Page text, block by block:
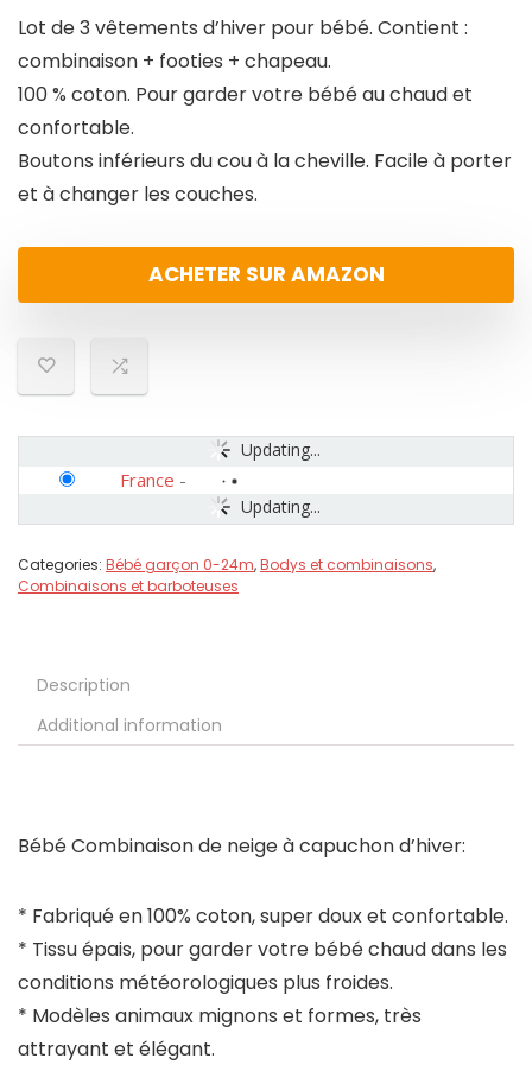
Lot de 3 vêtements d’hiver pour bébé. Contient :
combinaison + footies + chapeau.
100 % coton. Pour garder votre bébé au chaud et
confortable.
Boutons inférieurs du cou à la cheville. Facile à porter
et à changer les couches.
ACHETER SUR AMAZON
Updating...
Updating...
France -
Categories: Bébé garçon 0-24m,Bodys et combinaisons,
Combinaisons et barboteuses
Description
Additional information
Bébé Combinaison de neige à capuchon d’hiver:
* Fabriqué en 100% coton, super doux et confortable.
* Tissu épais, pour garder votre bébé chaud dans les
conditions météorologiques plus froides.
* Modèles animaux mignons et formes, très
attrayant et élégant.